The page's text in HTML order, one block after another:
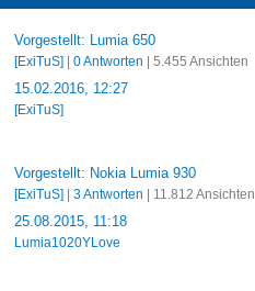
Vorgestellt: Lumia 650
[ExiTuS] 0 Antworten | 5.455 Ansichten
15.02.2016, 12:27
[ExiTuS]
Vorgestellt: Nokia Lumia 930
[ExiTuS] 3 Antworten | 11.812 Ansichten
25.08.2015, 11:18
Lumia1020YLove